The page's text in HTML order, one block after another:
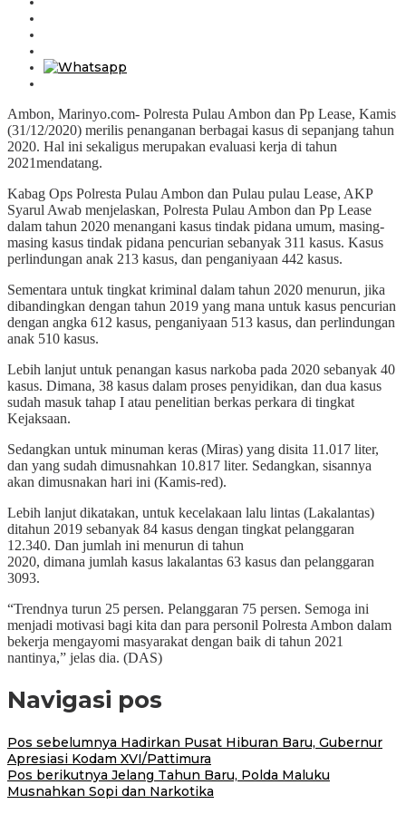
Ambon, Marinyo.com- Polresta Pulau Ambon dan Pp Lease, Kamis
(31/12/2020) merilis penanganan berbagai kasus di sepanjang tahun
2020. Hal ini sekaligus merupakan evaluasi kerja di tahun
2021mendatang.
Kabag Ops Polresta Pulau Ambon dan Pulau pulau Lease, AKP
Syarul Awab menjelaskan, Polresta Pulau Ambon dan Pp Lease
dalam tahun 2020 menangani kasus tindak pidana umum, masing-
masing kasus tindak pidana pencurian sebanyak 311 kasus. Kasus
perlindungan anak 213 kasus, dan penganiyaan 442 kasus.
Sementara untuk tingkat kriminal dalam tahun 2020 menurun, jika
dibandingkan dengan tahun 2019 yang mana untuk kasus pencurian
dengan angka 612 kasus, penganiyaan 513 kasus, dan perlindungan
anak 510 kasus.
Lebih lanjut untuk penangan kasus narkoba pada 2020 sebanyak 40
kasus. Dimana, 38 kasus dalam proses penyidikan, dan dua kasus
sudah masuk tahap I atau penelitian berkas perkara di tingkat
Kejaksaan.
Sedangkan untuk minuman keras (Miras) yang disita 11.017 liter,
dan yang sudah dimusnahkan 10.817 liter. Sedangkan, sisannya
akan dimusnakan hari ini (Kamis-red).
Lebih lanjut dikatakan, untuk kecelakaan lalu lintas (Lakalantas)
ditahun 2019 sebanyak 84 kasus dengan tingkat pelanggaran
12.340. Dan jumlah ini menurun di tahun
2020, dimana jumlah kasus lakalantas 63 kasus dan pelanggaran
3093.
“Trendnya turun 25 persen. Pelanggaran 75 persen. Semoga ini
menjadi motivasi bagi kita dan para personil Polresta Ambon dalam
bekerja mengayomi masyarakat dengan baik di tahun 2021
nantinya,” jelas dia. (DAS)
Navigasi pos
Pos sebelumnya Hadirkan Pusat Hiburan Baru, Gubernur
Apresiasi Kodam XVI/Pattimura
Pos berikutnya Jelang Tahun Baru, Polda Maluku
Musnahkan Sopi dan Narkotika